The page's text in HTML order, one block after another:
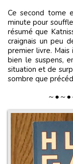
Ce second tome
minute pour
résumé que
craignais un peu
premier livre. Mais
bien le suspens,
situation et de
sombre que
～●